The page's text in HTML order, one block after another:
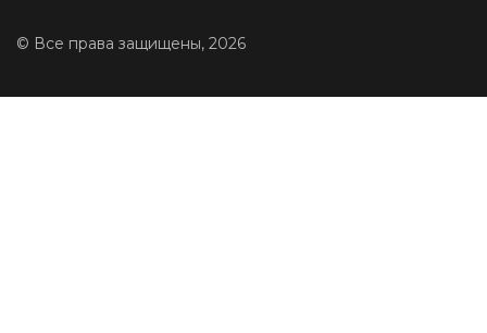
© Все права защищены, 2026